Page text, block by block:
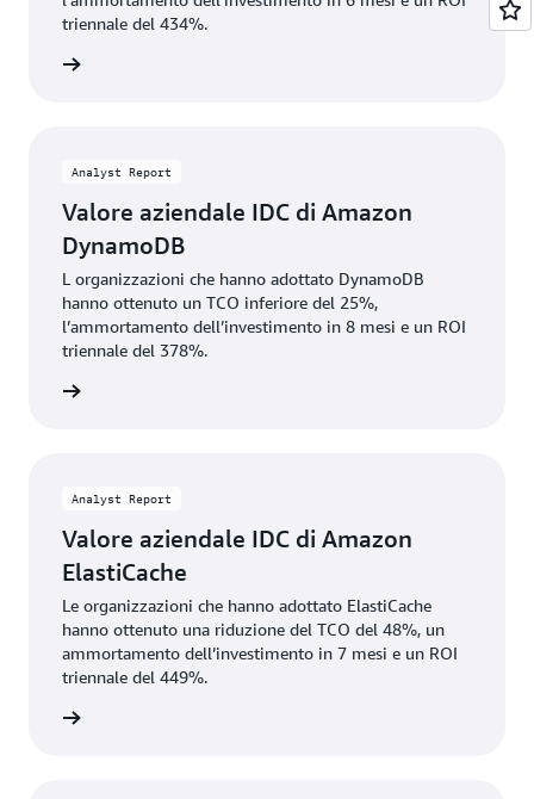
triennale del 434%.
Analyst Report
Valore aziendale IDC di Amazon
DynamoDB
L organizzazioni che hanno adottato DynamoDB
hanno ottenuto un TCO inferiore del 25%,
l’ammortamento dell’investimento in 8 mesi e un ROI
triennale del 378%.
Analyst Report
Valore aziendale IDC di Amazon
ElastiCache
Le organizzazioni che hanno adottato ElastiCache
hanno ottenuto una riduzione del TCO del 48%, un
ammortamento dell’investimento in 7 mesi e un ROI
triennale del 449%.